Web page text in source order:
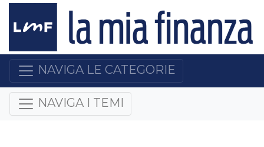
NAVIGA LE CATEGORIE
NAVIGA I TEMI